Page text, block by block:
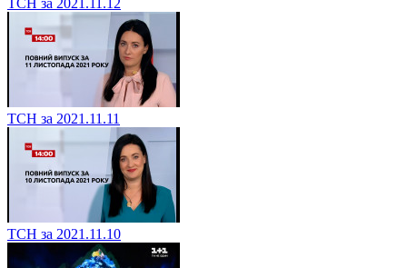
ТСН за 2021.11.11
ТСН за 2021.11.10